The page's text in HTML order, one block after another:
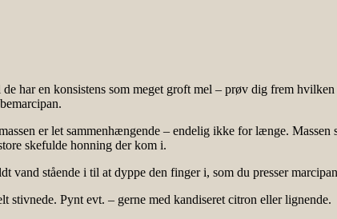
har en konsistens som meget groft mel – prøv dig frem hvilken
er let sammenhængende – endelig ikke for længe.
skefulde honning der kom i.
vand stående i til at dyppe den finger i, som du presser
stivnede. Pynt evt. – gerne med kandiseret citron eller lignende.